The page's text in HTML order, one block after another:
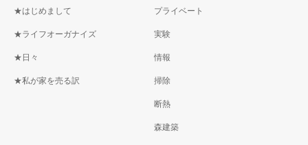
★はじめまして
★ライフオーガナイズ
★日々
★私が家を売る訳
プライベート
実験
情報
掃除
断熱
森建築